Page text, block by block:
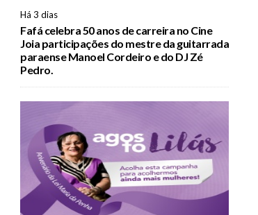
Há 3 dias
Fafá celebra 50 anos de carreira no Cine
Joia participações do mestre da guitarrada
paraense Manoel Cordeiro e do DJ Zé
Pedro.